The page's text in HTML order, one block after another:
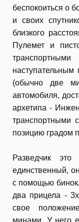
беспокоиться о
и своих
близкого
Пулемет и
(обычно две
автомобиля,
архетипа -
транспортными
позицию градом
Разведчик
единственный,
с помощью
два прицела -
свое
минами. У него